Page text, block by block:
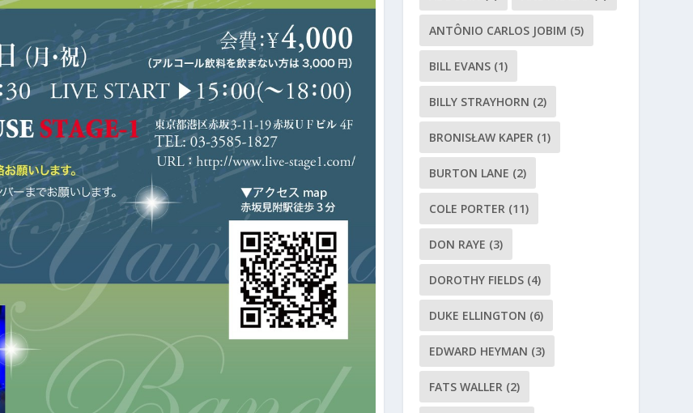
ANTÔNIO CARLOS JOBIM (5)
BILL EVANS (1)
BILLY STRAYHORN (2)
BRONISŁAW KAPER (1)
BURTON LANE (2)
COLE PORTER (11)
DON RAYE (3)
DOROTHY FIELDS (4)
DUKE ELLINGTON (6)
EDWARD HEYMAN (3)
FATS WALLER (2)